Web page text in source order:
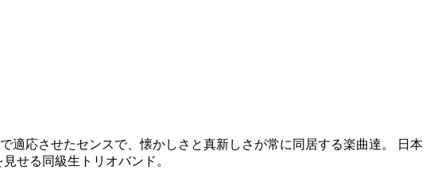
適応させたセンスで、懐かしさと真新しさが常に同居する楽曲達。 日本
せる同級生トリオバンド。